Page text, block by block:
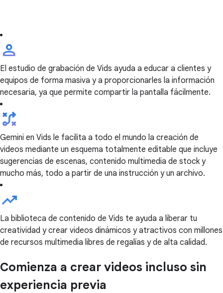
El estudio de grabación de Vids ayuda a educar a clientes y
equipos de forma masiva y a proporcionarles la información
necesaria, ya que permite compartir la pantalla fácilmente.
Gemini en Vids le facilita a todo el mundo la creación de
videos mediante un esquema totalmente editable que incluye
sugerencias de escenas, contenido multimedia de stock y
mucho más, todo a partir de una instrucción y un archivo.
La biblioteca de contenido de Vids te ayuda a liberar tu
creatividad y crear videos dinámicos y atractivos con millones
de recursos multimedia libres de regalías y de alta calidad.
Comienza a crear videos incluso sin
experiencia previa